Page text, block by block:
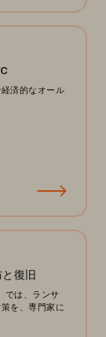
済的なオール
復旧
では、ランサ
を、専門家に